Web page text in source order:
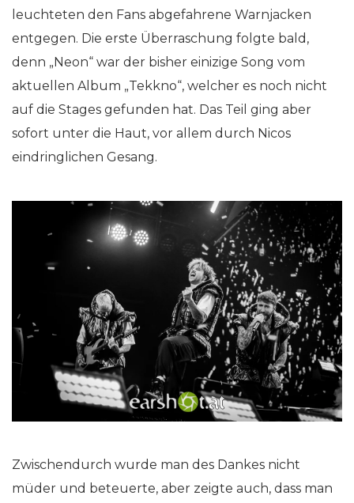
leuchteten den Fans abgefahrene Warnjacken
entgegen. Die erste Überraschung folgte bald,
denn „Neon“ war der bisher einizige Song vom
aktuellen Album „Tekkno“, welcher es noch nicht
auf die Stages gefunden hat. Das Teil ging aber
sofort unter die Haut, vor allem durch Nicos
eindringlichen Gesang.
Zwischendurch wurde man des Dankes nicht
müder und beteuerte, aber zeigte auch, dass man